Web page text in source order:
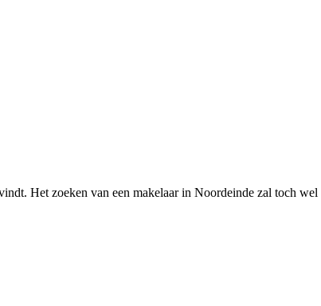
Het zoeken van een makelaar in Noordeinde zal toch